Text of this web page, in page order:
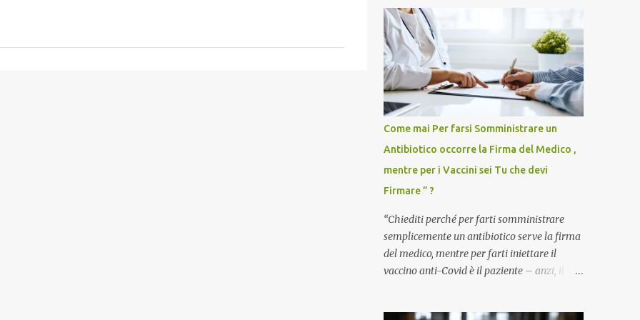
Come mai Per farsi Somministrare un
Antibiotico occorre la Firma del Medico ,
mentre per i Vaccini sei Tu che devi
Firmare ” ?
“Chiediti perché per farti somministrare
semplicemente un antibiotico serve la firma
del medico, mentre per farti iniettare il
vaccino anti-Covid è il paziente – anzi, il